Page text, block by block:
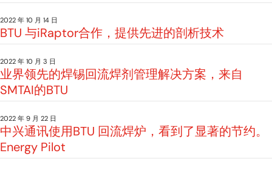
2022 年 10 月 14 日
BTU 与iRaptor合作，提供先进的剖析技术
2022 年 10 月 3 日
业界领先的焊锡回流焊剂管理解决方案，来自
SMTAI的BTU
2022 年 9 月 22 日
中兴通讯使用BTU 回流焊炉，看到了显著的节约。
Energy Pilot